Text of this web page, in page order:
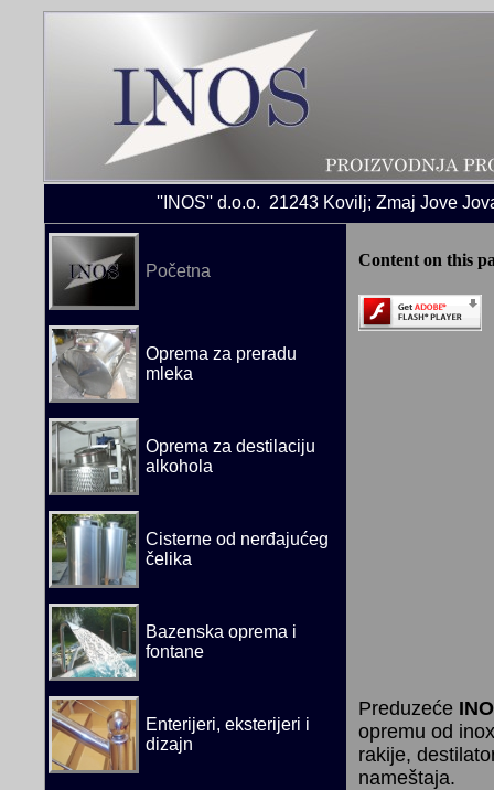
''INOS'' d.o.o. 21243 Kovilj; Zmaj Jove
Početna
Oprema za preradu
mleka
Oprema za destilaciju
alkohola
Cisterne od nerđajućeg
čelika
Bazenska oprema i
fontane
Enterijeri, eksterijeri i
dizajn
Content on this
Preduzeće
opremu od
rakije,
nameštaja.